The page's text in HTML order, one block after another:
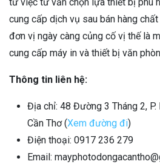
cung cấp dịch vụ sau bán hàng
đơn vị ngày càng củng cố vị thế là
cung cấp máy in và thiết bị văn
Thông tin liên hệ:
Địa chỉ: 48 Đường 3 Tháng 2, P.
Cần Thơ (Xem đường đi)
Điện thoại: 0917 236 279
Email: